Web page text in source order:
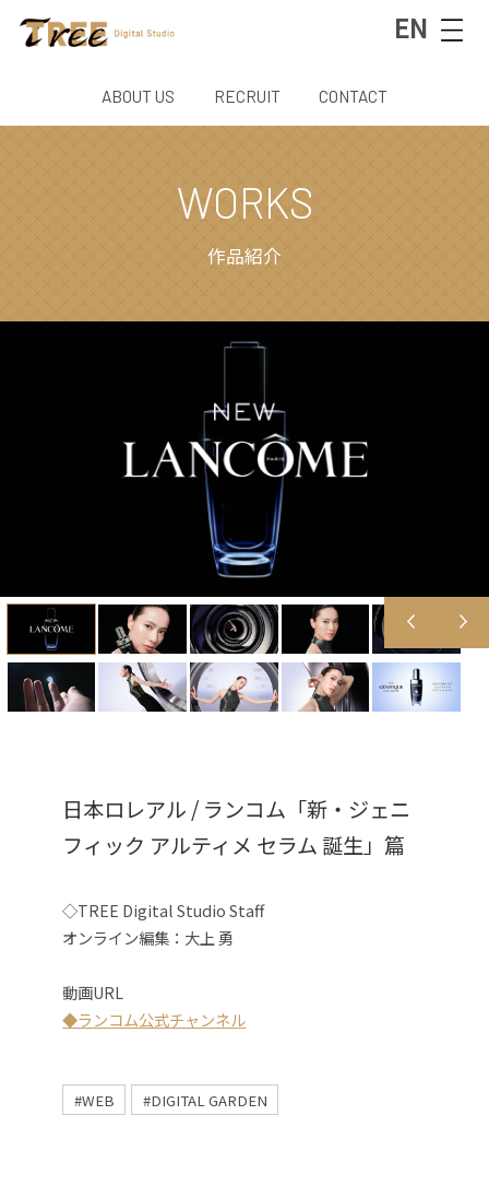
EN
ABOUT US RECRUIT CONTACT
WORKS
作品紹介
日本ロレアル / ランコム「新・ジェニ
フィック アルティメ セラム 誕生」篇
◇TREE Digital Studio Staff
オンライン編集：大上 勇
動画URL
◆ランコム公式チャンネル
#WEB #DIGITAL GARDEN